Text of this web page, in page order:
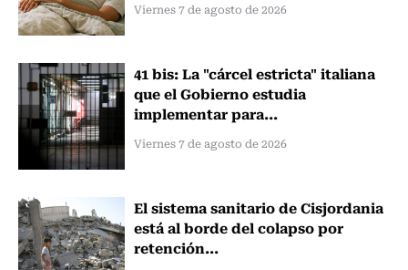
Viernes 7 de agosto de 2026
41 bis: La "cárcel estricta" italiana
que el Gobierno estudia
implementar para...
Viernes 7 de agosto de 2026
El sistema sanitario de Cisjordania
está al borde del colapso por
retención...